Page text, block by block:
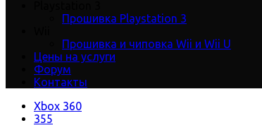
Прошивка Playstation 3
Прошивка и чиповка Wii и Wii U
Цены на услуги
Форум
Контакты
Xbox 360
355